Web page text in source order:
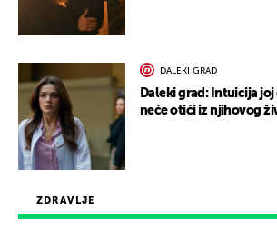
ZDRAVLJE
DALEKI GRAD
Daleki grad: Intuicija
neće otići iz njihovog